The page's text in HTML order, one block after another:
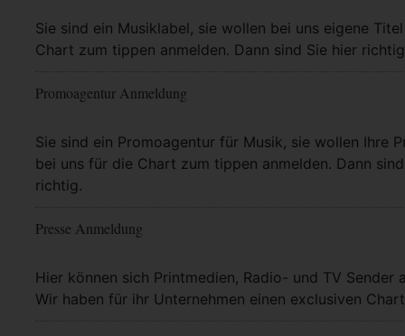
Sie sind ein Musiklabel, sie wollen bei uns eigene
Chart zum tippen anmelden. Dann sind Sie hier
Promoagentur Anmeldung
Sie sind ein Promoagentur für Musik, sie wollen Ihre
bei uns für die Chart zum tippen anmelden. Dann
richtig.
Mehr Info
Presse Anmeldung
Hier können sich Printmedien, Radio- und TV Sender
Wir haben für ihr Unternehmen einen exclusiven
Mehr Info